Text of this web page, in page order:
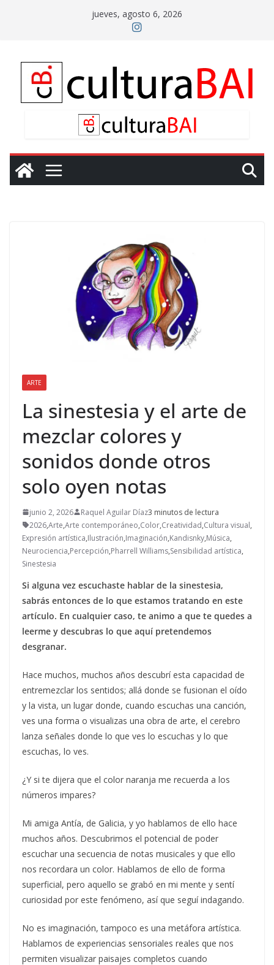
jueves, agosto 6, 2026
ARTE
La sinestesia y el arte de
mezclar colores y
sonidos donde otros
solo oyen notas
junio 2, 2026 Raquel Aguilar Díaz3 minutos de lectura
2026,Arte,Arte contemporáneo,Color,Creatividad,Cultura visual,
Expresión artística,Ilustración,Imaginación,Kandisnky,Música,
Neurociencia,Percepción,Pharrell Williams,Sensibilidad artística,
Sinestesia
Si alguna vez escuchaste hablar de la sinestesia,
sabrás entonces de lo que estamos tratando en este
artículo. En cualquier caso, te animo a que te quedes a
leerme y descubras lo que aquí pretendemos
desgranar.
Hace muchos, muchos años descubrí esta capacidad de
entremezclar los sentidos; allá donde se fusionan el oído
y la vista, un lugar donde, cuando escuchas una canción,
ves una forma o visualizas una obra de arte, el cerebro
lanza señales donde lo que ves lo escuchas y lo que
escuchas, lo ves.
¿Y si te dijera que el color naranja me recuerda a los
números impares?
Mi amiga Antía, de Galicia, y yo hablamos de ello hace
muchos años. Descubrimos el potencial de poder
escuchar una secuencia de notas musicales y que ello
nos recordara un color. Hablamos de ello de forma
superficial, pero aquello se grabó en mi mente y sentí
curiosidad por este fenómeno, así que seguí indagando.
No es imaginación, tampoco es una metáfora artística.
Hablamos de experiencias sensoriales reales que nos
permiten visualizar paisajes completos cuando